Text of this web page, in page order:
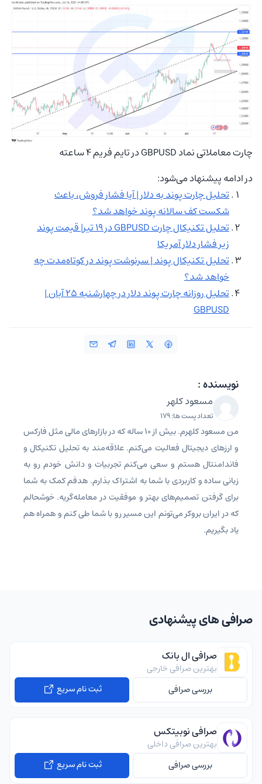
چارت معاملاتی نماد GBPUSD در تایم فریم 4 ساعته
در ادامه پیشنهاد می‌شود:
تحلیل چارت پوند به دلار | آیا فشار فروش، باعث
شکست کف سالانه پوند خواهد شد؟
تحلیل تکنیکال چارت GBPUSD در ۱۹ تیر| قیمت پوند
زیر فشار دلار آمریکا
تحلیل تکنیکال پوند | سرنوشت پوند در کوتاه‌مدت چه
خواهد شد؟
تحلیل روزانه چارت پوند دلار در چهارشنبه ۲۵ آبان |
GBPUSD
نویسنده :
مسعود کلهر
تعداد پست ها: 179
من مسعود کلهرم. بیش از ۱۰ ساله که در بازارهای مالی مثل فارکس
و ارزهای دیجیتال فعالیت می‌کنم. علاقه‌مند به تحلیل تکنیکال و
فاندامنتال هستم و سعی می‌کنم تجربیات و دانش خودم رو به
زبانی ساده و کاربردی با شما به اشتراک بذارم. هدفم کمک به شما
برای گرفتن تصمیم‌های بهتر و موفقیت در معامله‌گریه. خوشحالم
که در ایران بروکر می‌تونم این مسیر رو با شما طی کنم و همراه هم
یاد بگیریم.
صرافی های پیشنهادی
صرافی ال بانک
بهترین صرافی خارجی
بررسی صرافی
ثبت نام سریع
صرافی نوبیتکس
بهترین صرافی داخلی
بررسی صرافی
ثبت نام سریع